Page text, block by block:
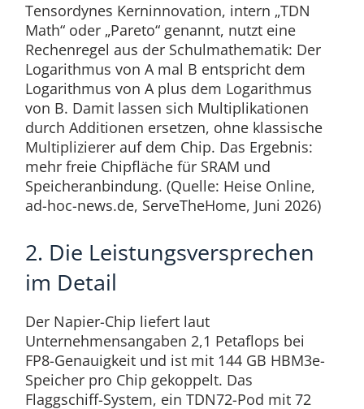
Tensordynes Kerninnovation, intern „TDN
Math“ oder „Pareto“ genannt, nutzt eine
Rechenregel aus der Schulmathematik: Der
Logarithmus von A mal B entspricht dem
Logarithmus von A plus dem Logarithmus
von B. Damit lassen sich Multiplikationen
durch Additionen ersetzen, ohne klassische
Multiplizierer auf dem Chip. Das Ergebnis:
mehr freie Chipfläche für SRAM und
Speicheranbindung. (Quelle: Heise Online,
ad-hoc-news.de, ServeTheHome, Juni 2026)
2. Die Leistungsversprechen
im Detail
Der Napier-Chip liefert laut
Unternehmensangaben 2,1 Petaflops bei
FP8-Genauigkeit und ist mit 144 GB HBM3e-
Speicher pro Chip gekoppelt. Das
Flaggschiff-System, ein TDN72-Pod mit 72